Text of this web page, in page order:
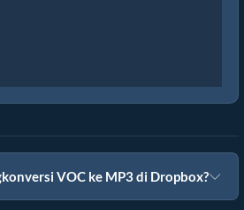
VOC ke MP3 di Dropbox?